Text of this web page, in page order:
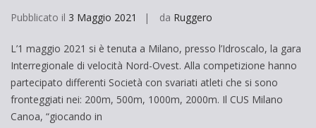
Pubblicato il 3 Maggio 2021 da Ruggero
L’1 maggio 2021 si è tenuta a Milano, presso l’Idroscalo, la gara
Interregionale di velocità Nord-Ovest. Alla competizione hanno
partecipato differenti Società con svariati atleti che si sono
fronteggiati nei: 200m, 500m, 1000m, 2000m. Il CUS Milano
Canoa, “giocando in